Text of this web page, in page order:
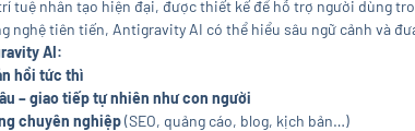
tuệ nhân tạo hiện đại, được thiết kế để hỗ trợ người dùng
nghệ tiên tiến, Antigravity AI có thể hiểu sâu ngữ cảnh và
AI:
hồi tức thì
– giao tiếp tự nhiên như con người
chuyên nghiệp(SEO, quảng cáo, blog, kịch bản…)